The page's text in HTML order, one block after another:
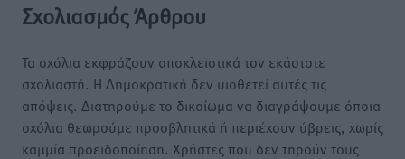
Σχολιασμός Άρθρου
Τα σχόλια εκφράζουν αποκλειστικά τον εκάστοτε
σχολιαστή. Η Δημοκρατική δεν υιοθετεί αυτές τις
απόψεις. Διατηρούμε το δικαίωμα να διαγράψουμε όποια
σχόλια θεωρούμε προσβλητικά ή περιέχουν ύβρεις, χωρίς
καμμία προειδοποίηση. Χρήστες που δεν τηρούν τους